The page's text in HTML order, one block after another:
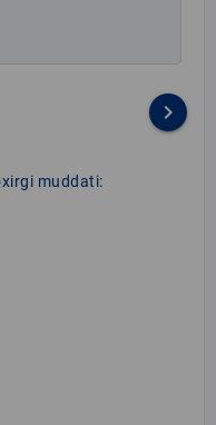
keyboard_arrow_right
muddati: